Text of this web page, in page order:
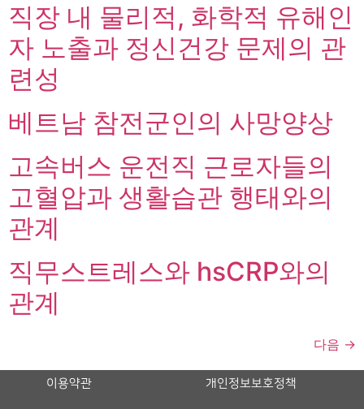
직장 내 물리적, 화학적 유해인
자 노출과 정신건강 문제의 관
련성
베트남 참전군인의 사망양상
고속버스 운전직 근로자들의
고혈압과 생활습관 행태와의
관계
직무스트레스와 hsCRP와의
관계
다음 →
이용약관 개인정보보호정책